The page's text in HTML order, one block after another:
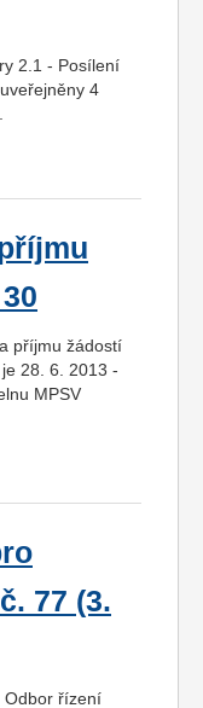
2.1 - Posílení
4
příjmu žádostí
28. 6. 2013 -
MPSV
77 (3.
Odbor řízení